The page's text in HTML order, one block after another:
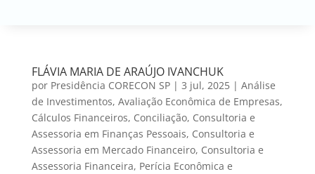
FLÁVIA MARIA DE ARAÚJO IVANCHUK
por Presidência CORECON SP| 3 jul, 2025| Análise
de Investimentos, Avaliação Econômica de Empresas,
Cálculos Financeiros, Conciliação, Consultoria e
Assessoria em Finanças Pessoais, Consultoria e
Assessoria em Mercado Financeiro, Consultoria e
Assessoria Financeira, Perícia Econômica e